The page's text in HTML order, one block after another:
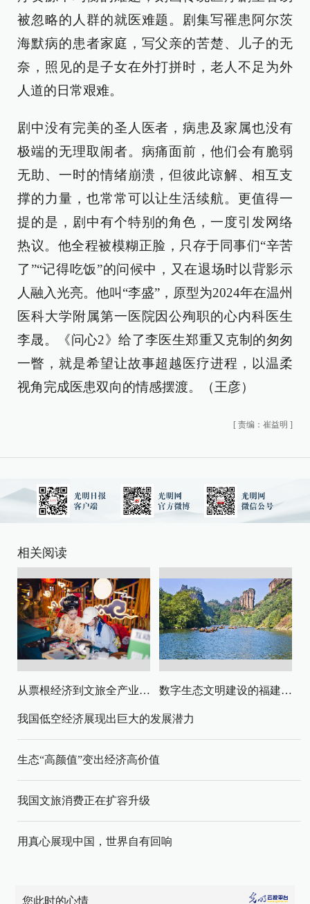
被忽略的人群的就医难题。剧集写罹患阿尔茨
海默病的患者家庭，写父亲的苦楚、儿子的无
奈，照见的是子女在外打拼时，老人不足为外
人道的日常艰难。
剧中没有完美的圣人医者，病患及家属也没有
极端的无理取闹者。病痛面前，他们会有脆弱
无助、一时的情绪崩溃，但彼此谅解、相互支
撑的力量，也常常可以让生活续航。更值得一
提的是，剧中有个特别的角色，一度引发网络
热议。他全程被模糊正脸，只存于同事们“辛苦
了”“记得吃饭”的问候中，又在退场时以背影示
人融入光亮。他叫“李盛”，原型为2024年在温州
医科大学附属第一医院因公殉职的心内科医生
李晟。《问心2》给了李医生郑重又克制的匆匆
一瞥，就是希望让故事超越医疗进程，以温柔
视角完成医患双向的情感摆渡。（王彦）
[ 责编：崔益明 ]
相关阅读
从票根经济到文旅全产业链升级 数字生态文明建设的福建路径与启示
我国低空经济展现出巨大的发展潜力
生态“高颜值”变出经济高价值
我国文旅消费正在扩容升级
用真心展现中国，世界自有回响
您此时的心情